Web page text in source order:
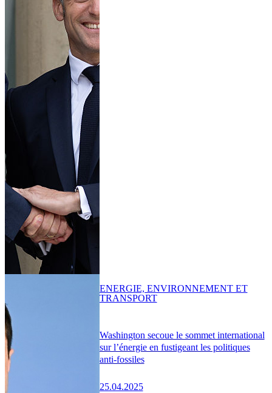
Washington secoue le sommet international
sur l’énergie en fustigeant les politiques
anti-fossiles
25.04.2025
ENERGIE, ENVIRONNEMENT ET
TRANSPORT